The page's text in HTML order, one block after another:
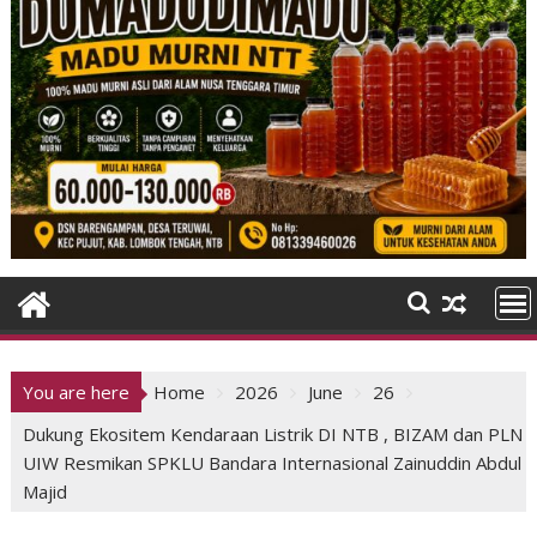
You are here Home 2026 June
26
Dukung Ekositem Kendaraan Listrik DI NTB , BIZAM dan PLN
UIW Resmikan SPKLU Bandara Internasional Zainuddin Abdul
Majid